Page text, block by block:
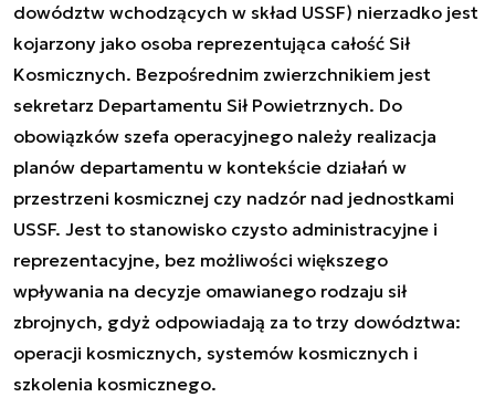
dowództw wchodzących w skład USSF) nierzadko jest
kojarzony jako osoba reprezentująca całość Sił
Kosmicznych. Bezpośrednim zwierzchnikiem jest
sekretarz Departamentu Sił Powietrznych. Do
obowiązków szefa operacyjnego należy realizacja
planów departamentu w kontekście działań w
przestrzeni kosmicznej czy nadzór nad jednostkami
USSF. Jest to stanowisko czysto administracyjne i
reprezentacyjne, bez możliwości większego
wpływania na decyzje omawianego rodzaju sił
zbrojnych, gdyż odpowiadają za to trzy dowództwa:
operacji kosmicznych, systemów kosmicznych i
szkolenia kosmicznego.